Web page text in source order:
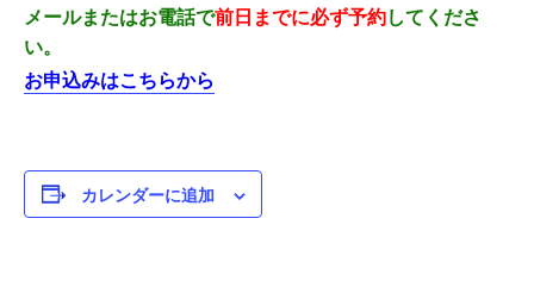
メールまたはお電話で前日までに必ず予約してくださ
い。
お申込みはこちらから
カレンダーに追加